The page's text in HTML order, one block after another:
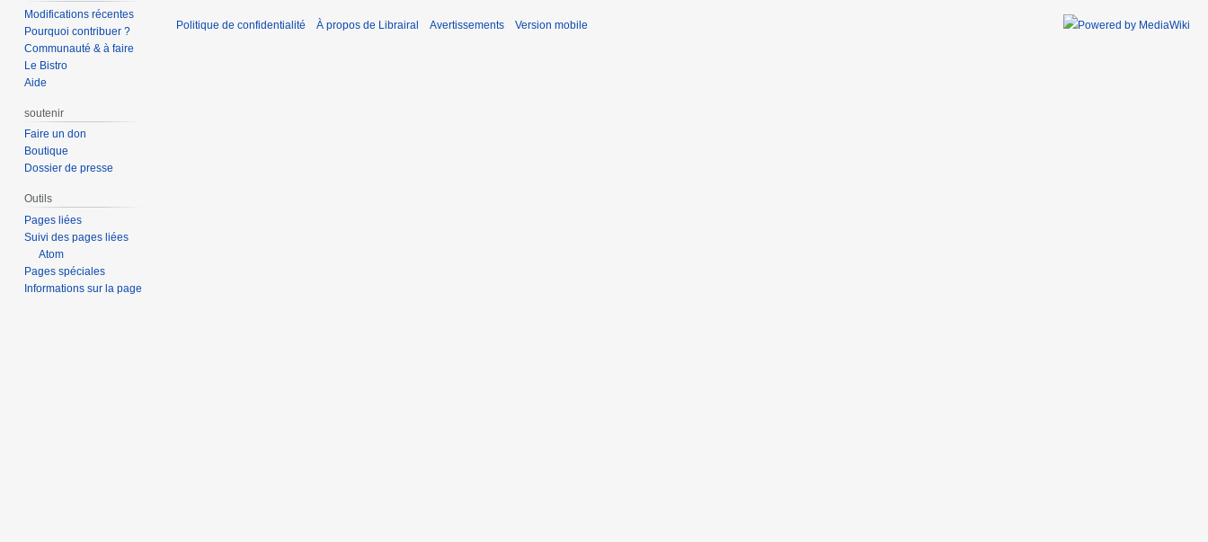
Modifications récentes
Pourquoi contribuer ?
Communauté & à faire
Le Bistro
Aide
soutenir
Faire un don
Boutique
Dossier de presse
Outils
Pages liées
Suivi des pages liées
Atom
Pages spéciales
Informations sur la page
Politique de confidentialité À propos de Librairal Avertissements Version mobile